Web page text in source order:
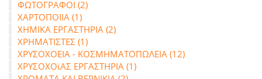
ΦΩΤΟΓΡΑΦΟΙ (2)
ΧΑΡΤΟΠΟΙΙΑ (1)
ΧΗΜΙΚΑ ΕΡΓΑΣΤΗΡΙΑ (2)
ΧΡΗΜΑΤΙΣΤΕΣ (1)
ΧΡΥΣΟΧΟΕΙΑ - ΚΟΣΜΗΜΑΤΟΠΩΛΕΙΑ (12)
ΧΡΥΣΟΧΟϊΑΣ ΕΡΓΑΣΤΗΡΙΑ (1)